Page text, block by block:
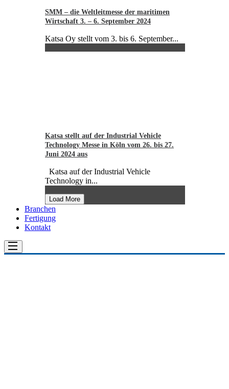
SMM – die Weltleitmesse der maritimen
Wirtschaft 3. – 6. September 2024
Katsa Oy stellt vom 3. bis 6. September...
Katsa stellt auf der Industrial Vehicle
Technology Messe in Köln vom 26. bis 27.
Juni 2024 aus
Katsa auf der Industrial Vehicle
Technology in...
Load More
Branchen
Fertigung
Kontakt